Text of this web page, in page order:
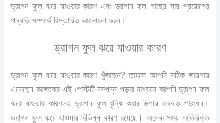
ড্রাগন ফুল ঝরে যাওয়ার কারণ এবং ড্রাগন ফল গাছের সার প্রয়োগের
পদ্ধতি সম্পর্কে বিস্তারিত আলোচনা করব।
ড্রাগন ফুল ঝরে যাওয়ার কারণ
ড্রাগন ফুল ঝরে যাওয়ার কারণ খুঁজছেন? তাহলে আপনি সঠিক জায়গায়
এসেছেন আজকের এই পোস্টটি সম্পন্ন পড়ার মাধ্যমে আপনি ড্রাগন ফল
ঝরে যাওয়ার কারণসহ ড্রাগন ফুল বৃদ্ধি করার উপায় জানতে পারবেন।
ড্রাগন ফুল ঝরে যাওয়ার বিভিন্ন কারণ রয়েছে। অনেক সময় অতিরিক্ত